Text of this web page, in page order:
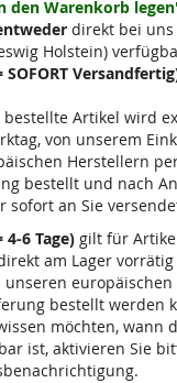
den Warenkorb
direkt bei uns
Holstein)
bestellte Artikel wird
von unserem
Herstellern
bestellt und nach
sofort an Sie
6 Tage) gilt für
am Lager
bestellt werden
möchten, wann
ist, aktivieren Sie